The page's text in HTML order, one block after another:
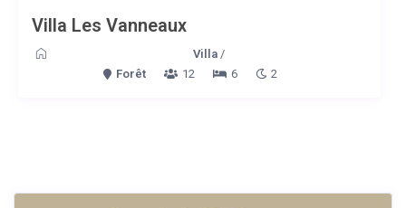
Villa Les Vanneaux
Villa/
Forêt
12 6 2